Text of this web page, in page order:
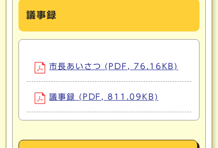
議事録
市長あいさつ (PDF, 76.16KB)
議事録 (PDF, 811.09KB)